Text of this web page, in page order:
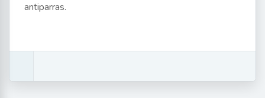
antiparras.